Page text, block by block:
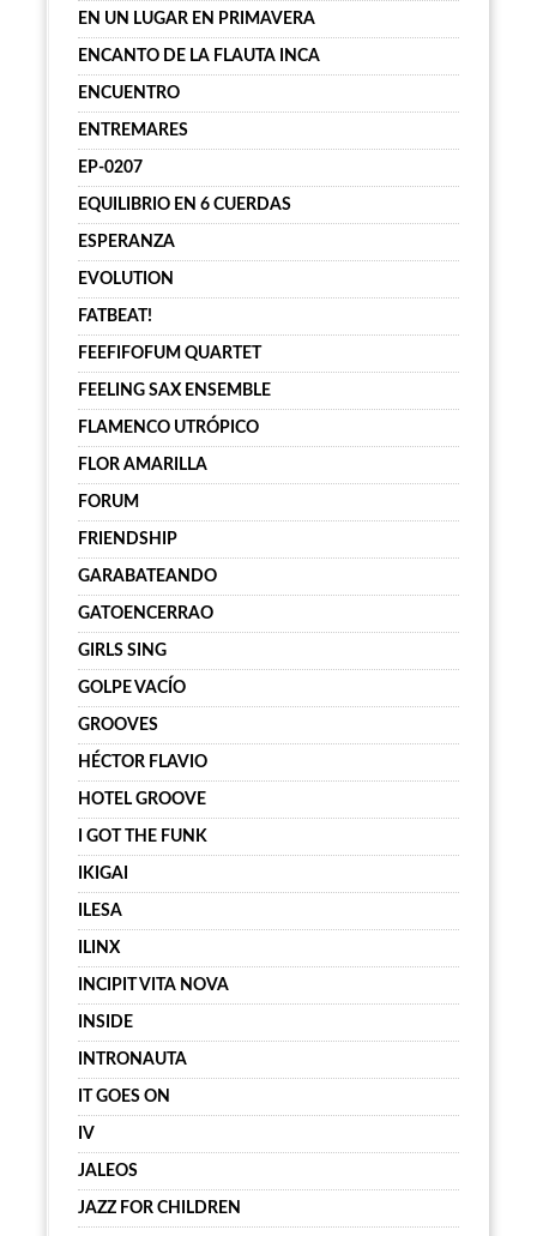
EN UN LUGAR EN PRIMAVERA
ENCANTO DE LA FLAUTA INCA
ENCUENTRO
ENTREMARES
EP-0207
EQUILIBRIO EN 6 CUERDAS
ESPERANZA
EVOLUTION
FATBEAT!
FEEFIFOFUM QUARTET
FEELING SAX ENSEMBLE
FLAMENCO UTRÓPICO
FLOR AMARILLA
FORUM
FRIENDSHIP
GARABATEANDO
GATOENCERRAO
GIRLS SING
GOLPE VACÍO
GROOVES
HÉCTOR FLAVIO
HOTEL GROOVE
I GOT THE FUNK
IKIGAI
ILESA
ILINX
INCIPIT VITA NOVA
INSIDE
INTRONAUTA
IT GOES ON
IV
JALEOS
JAZZ FOR CHILDREN